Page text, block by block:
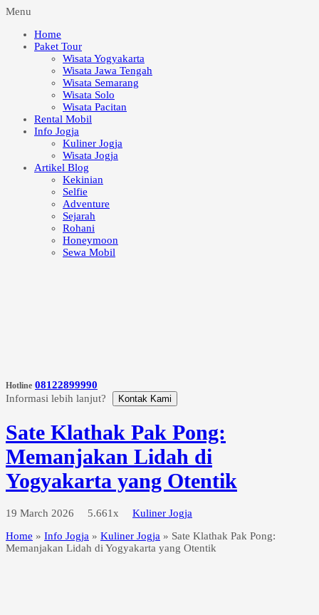
Menu
Home
Paket Tour
Wisata Yogyakarta
Wisata Jawa Tengah
Wisata Semarang
Wisata Solo
Wisata Pacitan
Rental Mobil
Info Jogja
Kuliner Jogja
Wisata Jogja
Artikel Blog
Kekinian
Selfie
Adventure
Sejarah
Rohani
Honeymoon
Sewa Mobil
Hotline 08122899990
Informasi lebih lanjut?
Kontak Kami
Sate Klathak Pak Pong:
Memanjakan Lidah di
Yogyakarta yang Otentik
19 March 2026 5.661x
Kuliner Jogja
Home » Info Jogja » Kuliner Jogja » Sate Klathak Pak Pong:
Memanjakan Lidah di Yogyakarta yang Otentik